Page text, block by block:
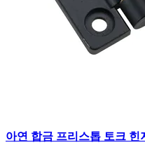
아연 합금 프리스톱 토크 힌